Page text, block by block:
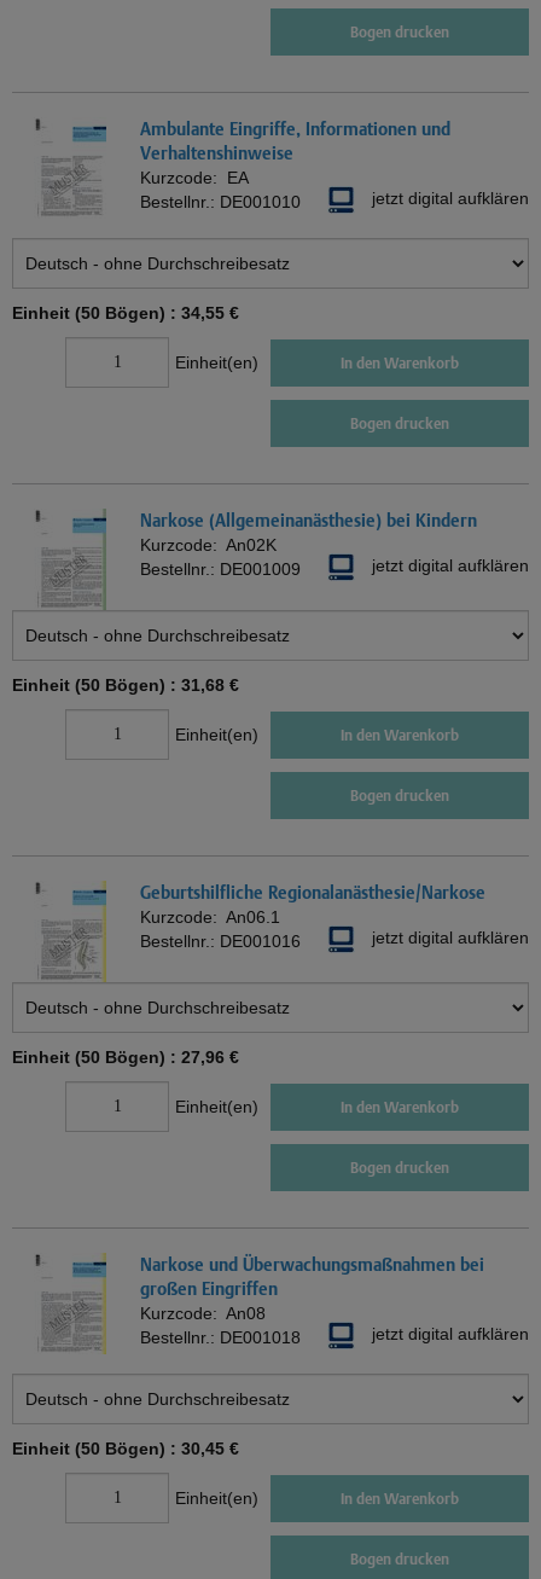
Bogen drucken
Ambulante Eingriffe, Informationen und
Verhaltenshinweise
Kurzcode: EA
Bestellnr.: DE001010 jetzt digital aufklären
Einheit (50 Bögen) : 34,55 €
Einheit(en) In den Warenkorb
Bogen drucken
Narkose (Allgemeinanästhesie) bei Kindern
Kurzcode: An02K
Bestellnr.: DE001009 jetzt digital aufklären
Einheit (50 Bögen) : 31,68 €
Einheit(en) In den Warenkorb
Bogen drucken
Geburtshilfliche Regionalanästhesie/Narkose
Kurzcode: An06.1
Bestellnr.: DE001016 jetzt digital aufklären
Einheit (50 Bögen) : 27,96 €
Einheit(en) In den Warenkorb
Bogen drucken
Narkose und Überwachungsmaßnahmen bei
großen Eingriffen
Kurzcode: An08
Bestellnr.: DE001018 jetzt digital aufklären
Einheit (50 Bögen) : 30,45 €
Einheit(en) In den Warenkorb
Bogen drucken